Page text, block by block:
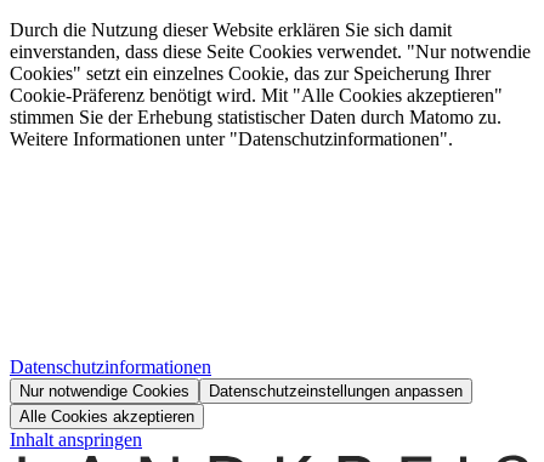
Durch die Nutzung dieser Website erklären Sie sich damit
einverstanden, dass diese Seite Cookies verwendet. "Nur notwendie
Cookies" setzt ein einzelnes Cookie, das zur Speicherung Ihrer
Cookie-Präferenz benötigt wird. Mit "Alle Cookies akzeptieren"
stimmen Sie der Erhebung statistischer Daten durch Matomo zu.
Weitere Informationen unter "Datenschutzinformationen".
Datenschutzinformationen
Nur notwendige Cookies
Datenschutzeinstellungen anpassen
Alle Cookies akzeptieren
Inhalt anspringen